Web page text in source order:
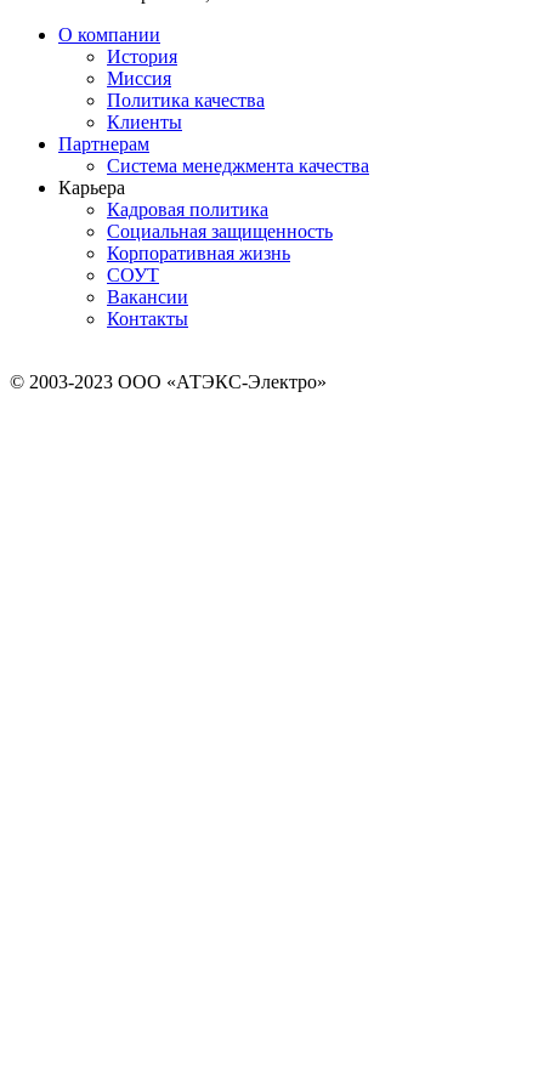
О компании
История
Миссия
Политика качества
Клиенты
Партнерам
Система менеджмента качества
Карьера
Кадровая политика
Социальная защищенность
Корпоративная жизнь
СОУТ
Вакансии
Контакты
© 2003-2023 ООО «АТЭКС-Электро»